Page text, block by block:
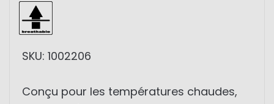
SKU: 1002206
Conçu pour les températures chaudes,